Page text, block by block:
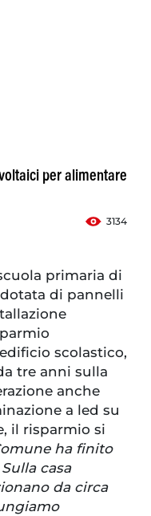
per alimentare
3134
primaria di
di pannelli
scolastico,
tre anni sulla
anche
a led su
il risparmio si
ha finito
casa
da circa